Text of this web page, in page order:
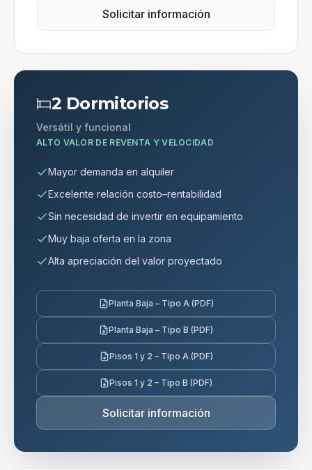
Solicitar información
2 Dormitorios
Versátil y funcional
ALTO VALOR DE REVENTA Y VELOCIDAD
Mayor demanda en alquiler
Excelente relación costo–rentabilidad
Sin necesidad de invertir en equipamiento
Muy baja oferta en la zona
Alta apreciación del valor proyectado
Planta Baja – Tipo A (PDF)
Planta Baja – Tipo B (PDF)
Pisos 1 y 2 – Tipo A (PDF)
Pisos 1 y 2 – Tipo B (PDF)
Solicitar información